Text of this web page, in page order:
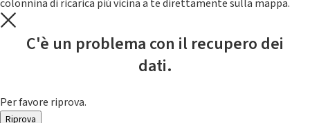
colonnina di ricarica piú vicina a te direttamente sulla mappa.
C'è un problema con il recupero dei
dati.
Per favore riprova.
Riprova